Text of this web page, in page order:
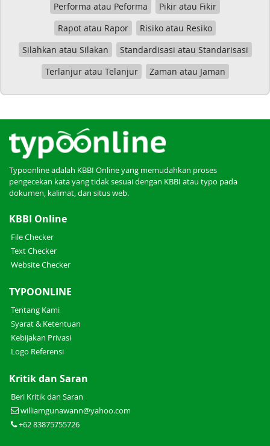
Performa atau Peforma
Pikir atau Fikir
Rapot atau Rapor
Risiko atau Resiko
Silahkan atau Silakan
Standardisasi atau Standarisasi
Terlanjur atau Telanjur
Zaman atau Jaman
Typoonline adalah KBBI Online yang memudahkan proses
pengecekan kata yang tidak sesuai dengan KBBI atau typo pada
dokumen, kalimat, dan situs web.
KBBI Online
File Checker
Text Checker
Website Checker
TYPOONLINE
Tentang Kami
Syarat & Ketentuan
Kebijakan Privasi
Logo Referensi
Kritik dan Saran
Beri Kritik dan Saran
williamgunawann@yahoo.com
+62 83875755726